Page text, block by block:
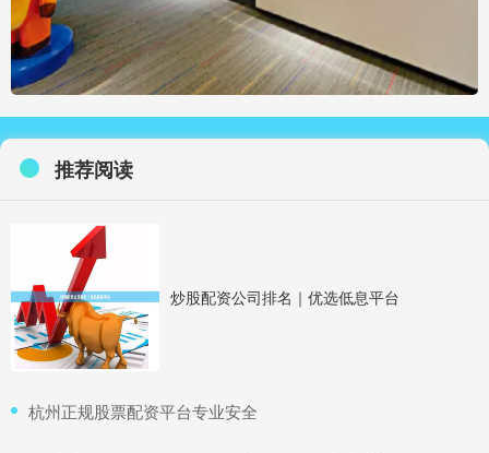
推荐阅读
炒股配资公司排名｜优选低息平台
​杭州正规股票配资平台专业安全